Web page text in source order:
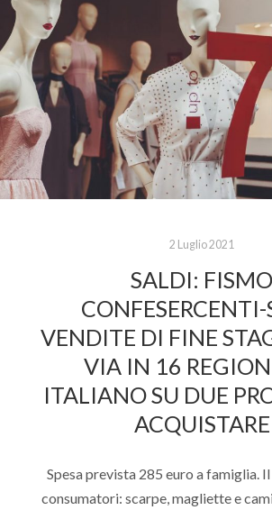
2 Luglio 2021
SALDI: FISMO
VENDITE DI FINE
VIA IN 16
ITALIANO SU DUE
ACQUISTARE
Spesa prevista 285 euro a famiglia.
consumatori: scarpe, magliette e